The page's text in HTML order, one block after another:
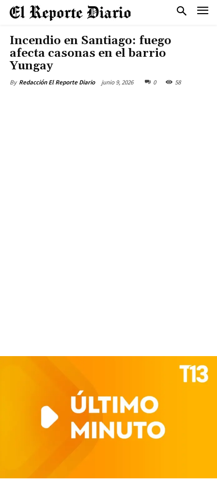
Incendio en Santiago: fuego
afecta casonas en el barrio
Yungay
By Redacción El Reporte Diario junio 9, 2026 0 58